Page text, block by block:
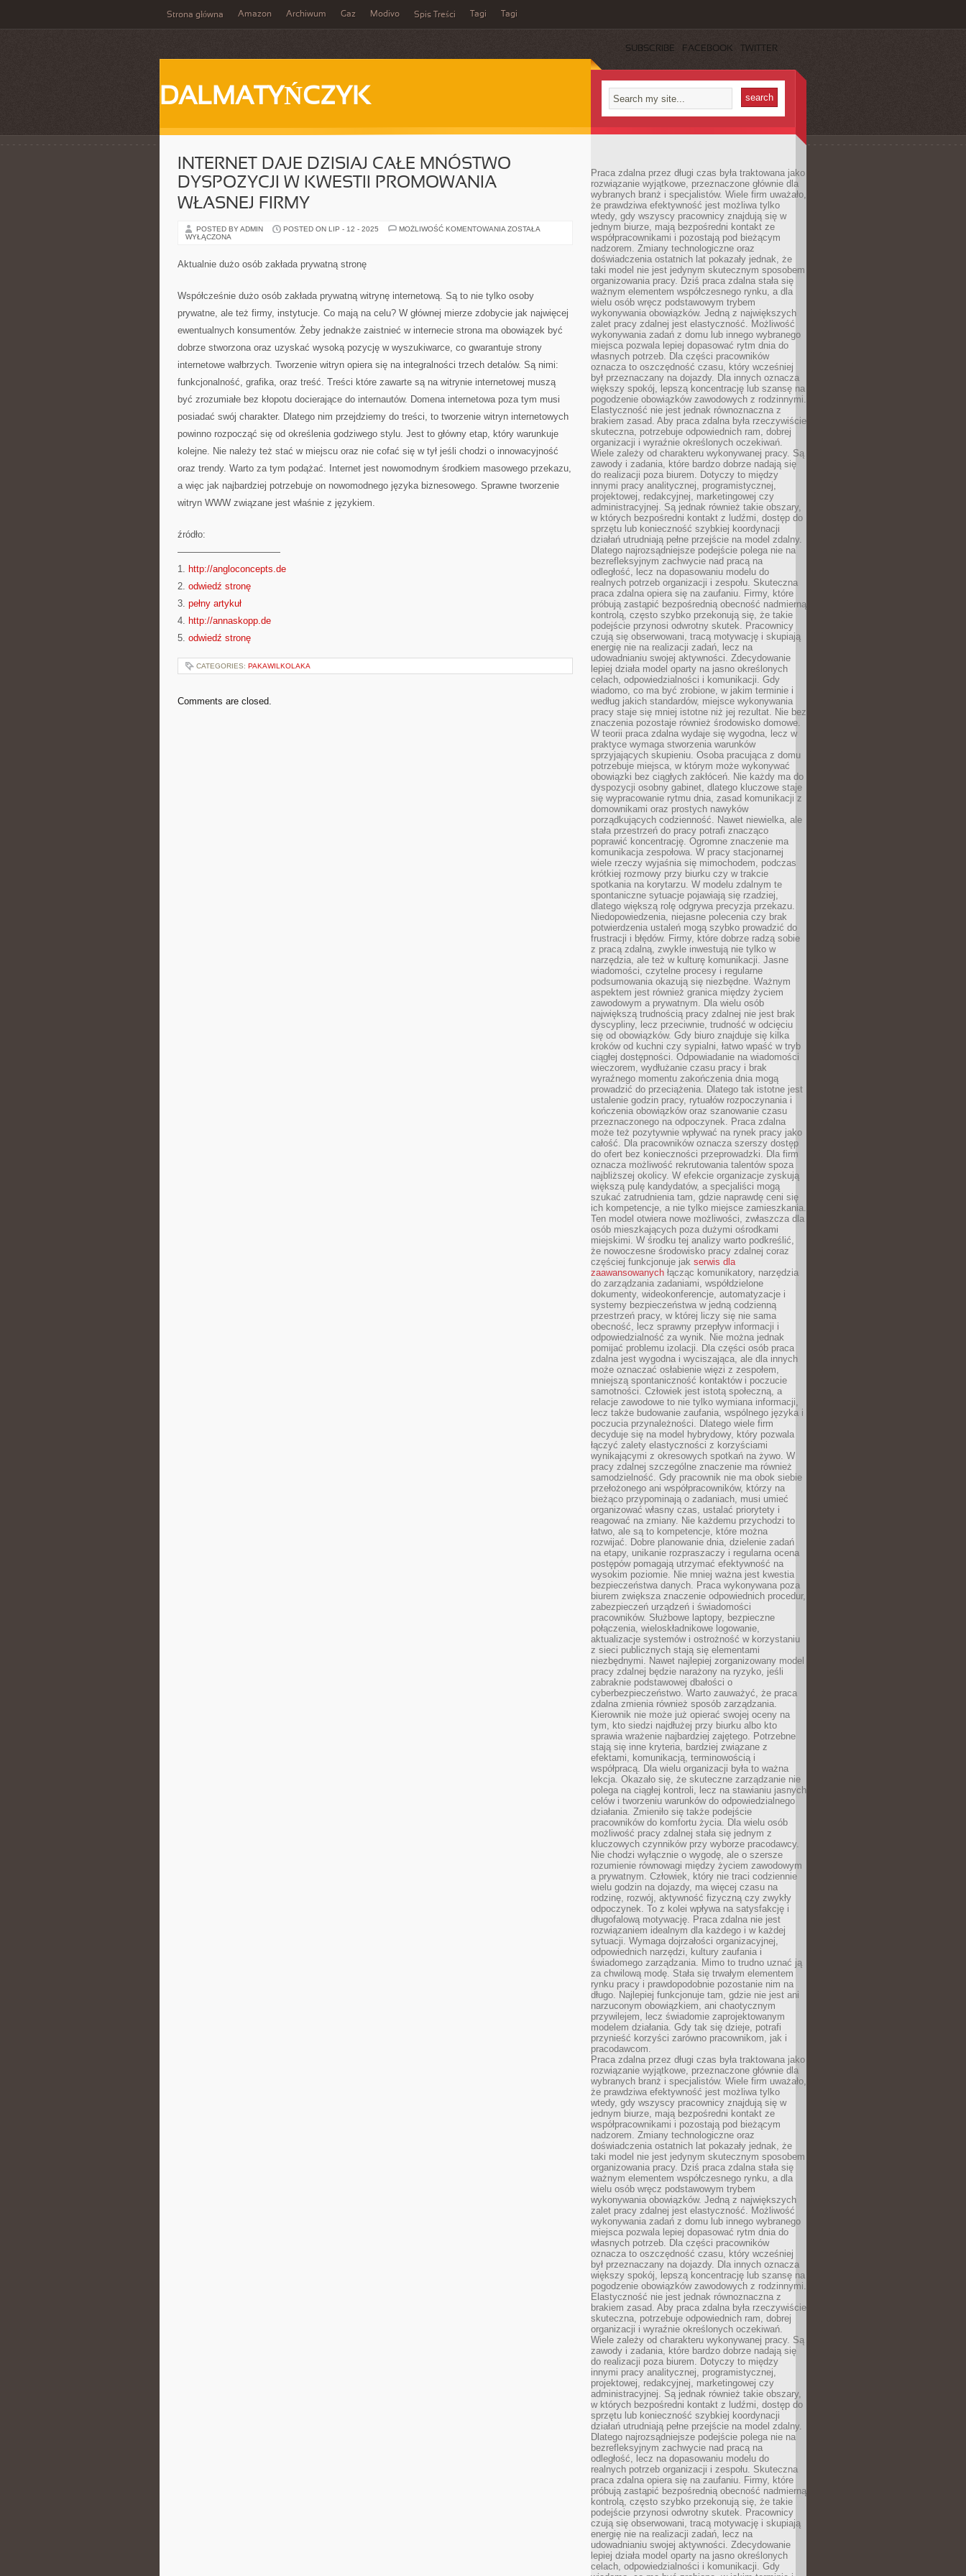
Strona główna Amazon Archiwum Gaz Modivo Spis Treści Tagi Tagi
SUBSCRIBE FACEBOOK TWITTER
DALMATYŃCZYK
INTERNET DAJE DZISIAJ CAŁE MNÓSTWO
DYSPOZYCJI W KWESTII PROMOWANIA
WŁASNEJ FIRMY
POSTED BY ADMIN POSTED ON LIP - 12 - 2025 MOŻLIWOŚĆ KOMENTOWANIA INTERNET
PROMOWANIA
WŁASNEJ
ZOSTAŁA
WYŁĄCZONA
Aktualnie dużo osób zakłada prywatną stronę
Współcześnie dużo osób zakłada prywatną witrynę internetową. Są to nie tylko osoby
prywatne, ale też firmy, instytucje. Co mają na celu? W głównej mierze zdobycie jak najwięcej
ewentualnych konsumentów. Żeby jednakże zaistnieć w internecie strona ma obowiązek być
dobrze stworzona oraz uzyskać wysoką pozycję w wyszukiwarce, co gwarantuje strony
internetowe wałbrzych. Tworzenie witryn opiera się na integralności trzech detalów. Są nimi:
funkcjonalność, grafika, oraz treść. Treści które zawarte są na witrynie internetowej muszą
być zrozumiałe bez kłopotu docierające do internautów. Domena internetowa poza tym musi
posiadać swój charakter. Dlatego nim przejdziemy do treści, to tworzenie witryn internetowych
powinno rozpocząć się od określenia godziwego stylu. Jest to główny etap, który warunkuje
kolejne. Nie należy też stać w miejscu oraz nie cofać się w tył jeśli chodzi o innowacyjność
oraz trendy. Warto za tym podążać. Internet jest nowomodnym środkiem masowego przekazu,
a więc jak najbardziej potrzebuje on nowomodnego języka biznesowego. Sprawne tworzenie
witryn WWW związane jest właśnie z językiem.
źródło:
———————————
1. http://angloconcepts.de
2. odwiedź stronę
3. pełny artykuł
4. http://annaskopp.de
5. odwiedź stronę
CATEGORIES: PAKAWILKOLAKA
Comments are closed.
Praca zdalna przez długi czas była traktowana jako
rozwiązanie wyjątkowe, przeznaczone głównie dla
wybranych branż i specjalistów. Wiele firm uważało,
że prawdziwa efektywność jest możliwa tylko
wtedy, gdy wszyscy pracownicy znajdują się w
jednym biurze, mają bezpośredni kontakt ze
współpracownikami i pozostają pod bieżącym
nadzorem. Zmiany technologiczne oraz
doświadczenia ostatnich lat pokazały jednak, że
taki model nie jest jedynym skutecznym sposobem
organizowania pracy. Dziś praca zdalna stała się
ważnym elementem współczesnego rynku, a dla
wielu osób wręcz podstawowym trybem
wykonywania obowiązków. Jedną z największych
zalet pracy zdalnej jest elastyczność. Możliwość
wykonywania zadań z domu lub innego wybranego
miejsca pozwala lepiej dopasować rytm dnia do
własnych potrzeb. Dla części pracowników
oznacza to oszczędność czasu, który wcześniej
był przeznaczany na dojazdy. Dla innych oznacza
większy spokój, lepszą koncentrację lub szansę na
pogodzenie obowiązków zawodowych z rodzinnymi.
Elastyczność nie jest jednak równoznaczna z
brakiem zasad. Aby praca zdalna była rzeczywiście
skuteczna, potrzebuje odpowiednich ram, dobrej
organizacji i wyraźnie określonych oczekiwań.
Wiele zależy od charakteru wykonywanej pracy. Są
zawody i zadania, które bardzo dobrze nadają się
do realizacji poza biurem. Dotyczy to między
innymi pracy analitycznej, programistycznej,
projektowej, redakcyjnej, marketingowej czy
administracyjnej. Są jednak również takie obszary,
w których bezpośredni kontakt z ludźmi, dostęp do
sprzętu lub konieczność szybkiej koordynacji
działań utrudniają pełne przejście na model zdalny.
Dlatego najrozsądniejsze podejście polega nie na
bezrefleksyjnym zachwycie nad pracą na
odległość, lecz na dopasowaniu modelu do
realnych potrzeb organizacji i zespołu. Skuteczna
praca zdalna opiera się na zaufaniu. Firmy, które
próbują zastąpić bezpośrednią obecność nadmierną
kontrolą, często szybko przekonują się, że takie
podejście przynosi odwrotny skutek. Pracownicy
czują się obserwowani, tracą motywację i skupiają
energię nie na realizacji zadań, lecz na
udowadnianiu swojej aktywności. Zdecydowanie
lepiej działa model oparty na jasno określonych
celach, odpowiedzialności i komunikacji. Gdy
wiadomo, co ma być zrobione, w jakim terminie i
według jakich standardów, miejsce wykonywania
pracy staje się mniej istotne niż jej rezultat. Nie bez
znaczenia pozostaje również środowisko domowe.
W teorii praca zdalna wydaje się wygodna, lecz w
praktyce wymaga stworzenia warunków
sprzyjających skupieniu. Osoba pracująca z domu
potrzebuje miejsca, w którym może wykonywać
obowiązki bez ciągłych zakłóceń. Nie każdy ma do
dyspozycji osobny gabinet, dlatego kluczowe staje
się wypracowanie rytmu dnia, zasad komunikacji z
domownikami oraz prostych nawyków
porządkujących codzienność. Nawet niewielka, ale
stała przestrzeń do pracy potrafi znacząco
poprawić koncentrację. Ogromne znaczenie ma
komunikacja zespołowa. W pracy stacjonarnej
wiele rzeczy wyjaśnia się mimochodem, podczas
krótkiej rozmowy przy biurku czy w trakcie
spotkania na korytarzu. W modelu zdalnym te
spontaniczne sytuacje pojawiają się rzadziej,
dlatego większą rolę odgrywa precyzja przekazu.
Niedopowiedzenia, niejasne polecenia czy brak
potwierdzenia ustaleń mogą szybko prowadzić do
frustracji i błędów. Firmy, które dobrze radzą sobie
z pracą zdalną, zwykle inwestują nie tylko w
narzędzia, ale też w kulturę komunikacji. Jasne
wiadomości, czytelne procesy i regularne
podsumowania okazują się niezbędne. Ważnym
aspektem jest również granica między życiem
zawodowym a prywatnym. Dla wielu osób
największą trudnością pracy zdalnej nie jest brak
dyscypliny, lecz przeciwnie, trudność w odcięciu
się od obowiązków. Gdy biuro znajduje się kilka
kroków od kuchni czy sypialni, łatwo wpaść w tryb
ciągłej dostępności. Odpowiadanie na wiadomości
wieczorem, wydłużanie czasu pracy i brak
wyraźnego momentu zakończenia dnia mogą
prowadzić do przeciążenia. Dlatego tak istotne jest
ustalenie godzin pracy, rytuałów rozpoczynania i
kończenia obowiązków oraz szanowanie czasu
przeznaczonego na odpoczynek. Praca zdalna
może też pozytywnie wpływać na rynek pracy jako
całość. Dla pracowników oznacza szerszy dostęp
do ofert bez konieczności przeprowadzki. Dla firm
oznacza możliwość rekrutowania talentów spoza
najbliższej okolicy. W efekcie organizacje zyskują
większą pulę kandydatów, a specjaliści mogą
szukać zatrudnienia tam, gdzie naprawdę ceni się
ich kompetencje, a nie tylko miejsce zamieszkania.
Ten model otwiera nowe możliwości, zwłaszcza dla
osób mieszkających poza dużymi ośrodkami
miejskimi. W środku tej analizy warto podkreślić,
że nowoczesne środowisko pracy zdalnej coraz
częściej funkcjonuje jak serwis dla
zaawansowanych łącząc komunikatory, narzędzia
do zarządzania zadaniami, współdzielone
dokumenty, wideokonferencje, automatyzacje i
systemy bezpieczeństwa w jedną codzienną
przestrzeń pracy, w której liczy się nie sama
obecność, lecz sprawny przepływ informacji i
odpowiedzialność za wynik. Nie można jednak
pomijać problemu izolacji. Dla części osób praca
zdalna jest wygodna i wyciszająca, ale dla innych
może oznaczać osłabienie więzi z zespołem,
mniejszą spontaniczność kontaktów i poczucie
samotności. Człowiek jest istotą społeczną, a
relacje zawodowe to nie tylko wymiana informacji,
lecz także budowanie zaufania, wspólnego języka i
poczucia przynależności. Dlatego wiele firm
decyduje się na model hybrydowy, który pozwala
łączyć zalety elastyczności z korzyściami
wynikającymi z okresowych spotkań na żywo. W
pracy zdalnej szczególne znaczenie ma również
samodzielność. Gdy pracownik nie ma obok siebie
przełożonego ani współpracowników, którzy na
bieżąco przypominają o zadaniach, musi umieć
organizować własny czas, ustalać priorytety i
reagować na zmiany. Nie każdemu przychodzi to
łatwo, ale są to kompetencje, które można
rozwijać. Dobre planowanie dnia, dzielenie zadań
na etapy, unikanie rozpraszaczy i regularna ocena
postępów pomagają utrzymać efektywność na
wysokim poziomie. Nie mniej ważna jest kwestia
bezpieczeństwa danych. Praca wykonywana poza
biurem zwiększa znaczenie odpowiednich procedur,
zabezpieczeń urządzeń i świadomości
pracowników. Służbowe laptopy, bezpieczne
połączenia, wieloskładnikowe logowanie,
aktualizacje systemów i ostrożność w korzystaniu
z sieci publicznych stają się elementami
niezbędnymi. Nawet najlepiej zorganizowany model
pracy zdalnej będzie narażony na ryzyko, jeśli
zabraknie podstawowej dbałości o
cyberbezpieczeństwo. Warto zauważyć, że praca
zdalna zmienia również sposób zarządzania.
Kierownik nie może już opierać swojej oceny na
tym, kto siedzi najdłużej przy biurku albo kto
sprawia wrażenie najbardziej zajętego. Potrzebne
stają się inne kryteria, bardziej związane z
efektami, komunikacją, terminowością i
współpracą. Dla wielu organizacji była to ważna
lekcja. Okazało się, że skuteczne zarządzanie nie
polega na ciągłej kontroli, lecz na stawianiu jasnych
celów i tworzeniu warunków do odpowiedzialnego
działania. Zmieniło się także podejście
pracowników do komfortu życia. Dla wielu osób
możliwość pracy zdalnej stała się jednym z
kluczowych czynników przy wyborze pracodawcy.
Nie chodzi wyłącznie o wygodę, ale o szersze
rozumienie równowagi między życiem zawodowym
a prywatnym. Człowiek, który nie traci codziennie
wielu godzin na dojazdy, ma więcej czasu na
rodzinę, rozwój, aktywność fizyczną czy zwykły
odpoczynek. To z kolei wpływa na satysfakcję i
długofalową motywację. Praca zdalna nie jest
rozwiązaniem idealnym dla każdego i w każdej
sytuacji. Wymaga dojrzałości organizacyjnej,
odpowiednich narzędzi, kultury zaufania i
świadomego zarządzania. Mimo to trudno uznać ją
za chwilową modę. Stała się trwałym elementem
rynku pracy i prawdopodobnie pozostanie nim na
długo. Najlepiej funkcjonuje tam, gdzie nie jest ani
narzuconym obowiązkiem, ani chaotycznym
przywilejem, lecz świadomie zaprojektowanym
modelem działania. Gdy tak się dzieje, potrafi
przynieść korzyści zarówno pracownikom, jak i
pracodawcom.
Praca zdalna przez długi czas była traktowana jako
rozwiązanie wyjątkowe, przeznaczone głównie dla
wybranych branż i specjalistów. Wiele firm uważało,
że prawdziwa efektywność jest możliwa tylko
wtedy, gdy wszyscy pracownicy znajdują się w
jednym biurze, mają bezpośredni kontakt ze
współpracownikami i pozostają pod bieżącym
nadzorem. Zmiany technologiczne oraz
doświadczenia ostatnich lat pokazały jednak, że
taki model nie jest jedynym skutecznym sposobem
organizowania pracy. Dziś praca zdalna stała się
ważnym elementem współczesnego rynku, a dla
wielu osób wręcz podstawowym trybem
wykonywania obowiązków. Jedną z największych
zalet pracy zdalnej jest elastyczność. Możliwość
wykonywania zadań z domu lub innego wybranego
miejsca pozwala lepiej dopasować rytm dnia do
własnych potrzeb. Dla części pracowników
oznacza to oszczędność czasu, który wcześniej
był przeznaczany na dojazdy. Dla innych oznacza
większy spokój, lepszą koncentrację lub szansę na
pogodzenie obowiązków zawodowych z rodzinnymi.
Elastyczność nie jest jednak równoznaczna z
brakiem zasad. Aby praca zdalna była rzeczywiście
skuteczna, potrzebuje odpowiednich ram, dobrej
organizacji i wyraźnie określonych oczekiwań.
Wiele zależy od charakteru wykonywanej pracy. Są
zawody i zadania, które bardzo dobrze nadają się
do realizacji poza biurem. Dotyczy to między
innymi pracy analitycznej, programistycznej,
projektowej, redakcyjnej, marketingowej czy
administracyjnej. Są jednak również takie obszary,
w których bezpośredni kontakt z ludźmi, dostęp do
sprzętu lub konieczność szybkiej koordynacji
działań utrudniają pełne przejście na model zdalny.
Dlatego najrozsądniejsze podejście polega nie na
bezrefleksyjnym zachwycie nad pracą na
odległość, lecz na dopasowaniu modelu do
realnych potrzeb organizacji i zespołu. Skuteczna
praca zdalna opiera się na zaufaniu. Firmy, które
próbują zastąpić bezpośrednią obecność nadmierną
kontrolą, często szybko przekonują się, że takie
podejście przynosi odwrotny skutek. Pracownicy
czują się obserwowani, tracą motywację i skupiają
energię nie na realizacji zadań, lecz na
udowadnianiu swojej aktywności. Zdecydowanie
lepiej działa model oparty na jasno określonych
celach, odpowiedzialności i komunikacji. Gdy